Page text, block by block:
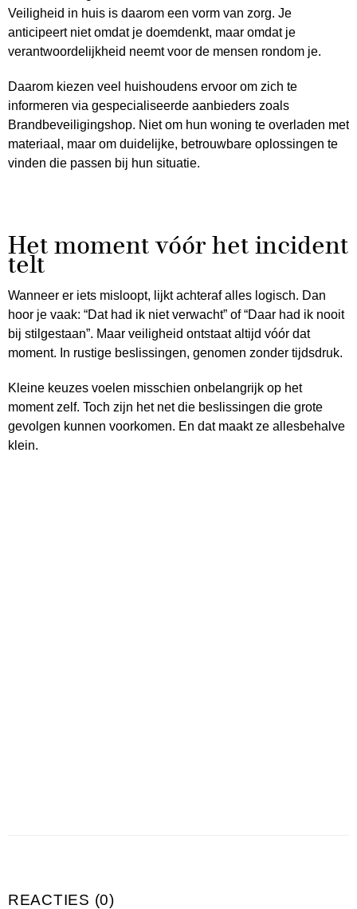
Veiligheid in huis is daarom een vorm van zorg. Je
anticipeert niet omdat je doemdenkt, maar omdat je
verantwoordelijkheid neemt voor de mensen rondom je.
Daarom kiezen veel huishoudens ervoor om zich te
informeren via gespecialiseerde aanbieders zoals
Brandbeveiligingshop. Niet om hun woning te overladen met
materiaal, maar om duidelijke, betrouwbare oplossingen te
vinden die passen bij hun situatie.
Het moment vóór het incident
telt
Wanneer er iets misloopt, lijkt achteraf alles logisch. Dan
hoor je vaak: “Dat had ik niet verwacht” of “Daar had ik nooit
bij stilgestaan”. Maar veiligheid ontstaat altijd vóór dat
moment. In rustige beslissingen, genomen zonder tijdsdruk.
Kleine keuzes voelen misschien onbelangrijk op het
moment zelf. Toch zijn het net die beslissingen die grote
gevolgen kunnen voorkomen. En dat maakt ze allesbehalve
klein.
REACTIES (0)